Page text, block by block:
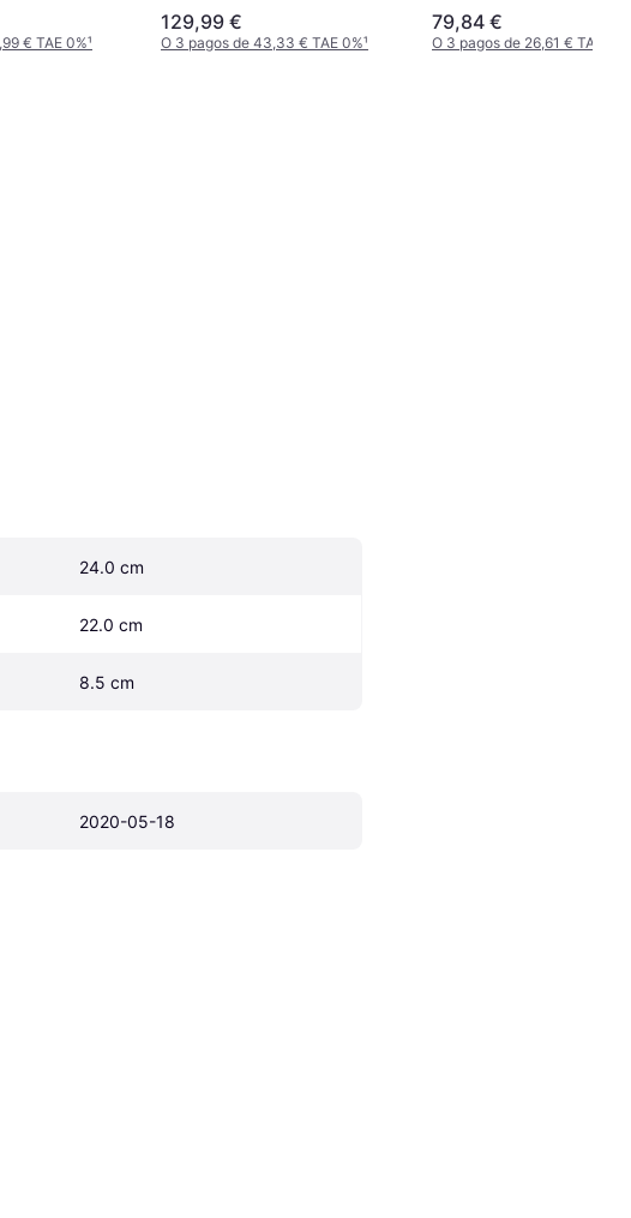
€ TAE 0%¹
129,99 €
O 3 pagos de 43,33 € TAE 0%¹
79,84 €
O 3 pagos de 26,61 € TAE 0%
24.0 cm
22.0 cm
8.5 cm
2020-05-18